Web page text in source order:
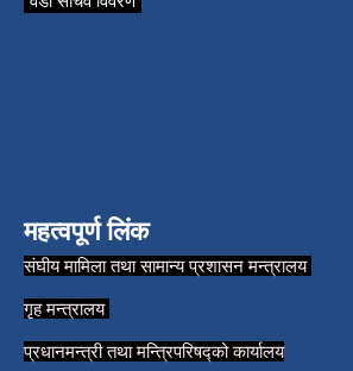
महत्वपूर्ण लिंक
संघीय मामिला तथा सामान्य प्रशासन मन्त्रालय
गृह मन्त्रालय
प्रधानमन्त्री तथा मन्त्रिपरिषद्को कार्यालय